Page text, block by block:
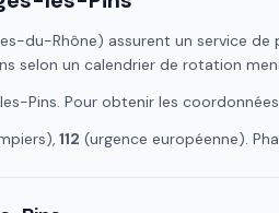
du-Rhône) assurent un service de
selon un calendrier de rotation
Pins. Pour obtenir les
112 (urgence européenne).